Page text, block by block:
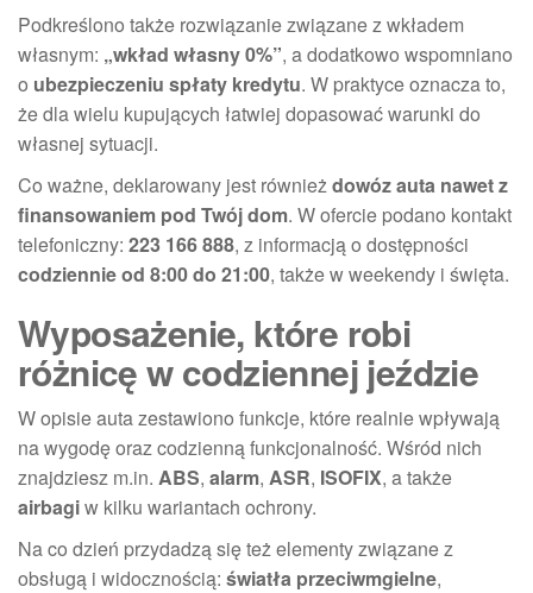
Podkreślono także rozwiązanie związane z wkładem
własnym: „wkład własny 0%”, a dodatkowo wspomniano
o ubezpieczeniu spłaty kredytu. W praktyce oznacza to,
że dla wielu kupujących łatwiej dopasować warunki do
własnej sytuacji.
Co ważne, deklarowany jest równieżdowóz auta nawet z
finansowaniem pod Twój dom. W ofercie podano kontakt
telefoniczny: 223 166 888, z informacją o dostępności
codziennie od 8:00 do 21:00, także w weekendy i święta.
Wyposażenie, które robi
różnicę w codziennej jeździe
W opisie auta zestawiono funkcje, które realnie wpływają
na wygodę oraz codzienną funkcjonalność. Wśród nich
znajdziesz m.in. ABS, alarm, ASR, ISOFIX, a także
airbagiw kilku wariantach ochrony.
Na co dzień przydadzą się też elementy związane z
obsługą i widocznością: światła przeciwmgielne,